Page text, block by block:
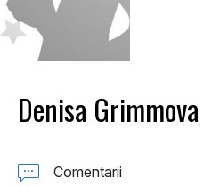
Denisa Grimmova
Comentarii